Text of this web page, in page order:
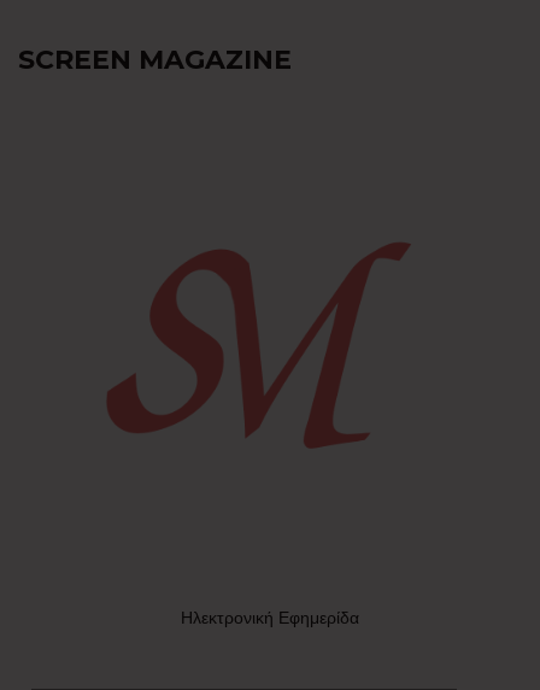
SCREEN MAGAZINE
Ηλεκτρονική Εφημερίδα